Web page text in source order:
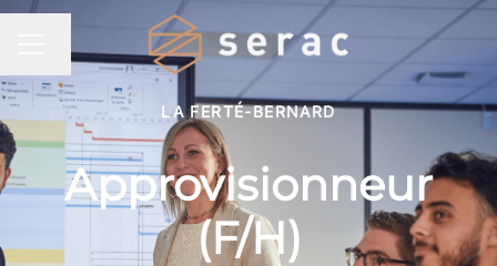
MENU CARRIÈRE
Changer la langue
LA FERTÉ-BERNARD
Approvisionneur
(F/H)